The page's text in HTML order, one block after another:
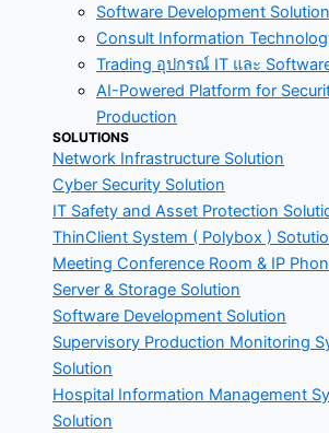
Software Development
Consult Information
Trading อุปกรณ์ IT และ
AI-Powered Platform for
Production
SOLUTIONS
Network Infrastructure Solution
Cyber Security Solution
IT Safety and Asset Protection
ThinClient System ( Polybox )
Meeting Conference Room & IP
Server & Storage Solution
Software Development Solution
Supervisory Production Monitoring
Solution
Hospital Information Management
Solution